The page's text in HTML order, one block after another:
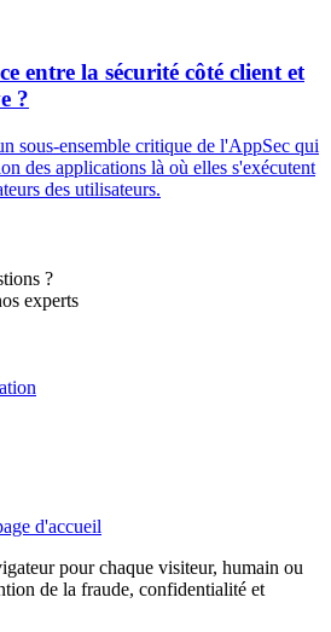
entre la sécurité côté client et
?
sous-ensemble critique de l'AppSec qui
des applications là où elles s'exécutent
des utilisateurs.
?
experts
d'accueil
pour chaque visiteur, humain ou
de la fraude, confidentialité et